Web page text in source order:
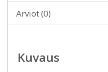
Arviot (0)
Kuvaus